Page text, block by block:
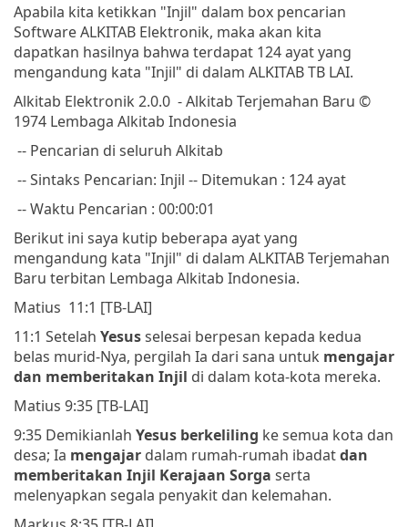
Apabila kita ketikkan "Injil" dalam box pencarian
Software ALKITAB Elektronik, maka akan kita
dapatkan hasilnya bahwa terdapat 124 ayat yang
mengandung kata "Injil" di dalam ALKITAB TB LAI.
Alkitab Elektronik 2.0.0 - Alkitab Terjemahan Baru ©
1974 Lembaga Alkitab Indonesia
-- Pencarian di seluruh Alkitab
-- Sintaks Pencarian: Injil -- Ditemukan : 124 ayat
-- Waktu Pencarian : 00:00:01
Berikut ini saya kutip beberapa ayat yang
mengandung kata "Injil" di dalam ALKITAB Terjemahan
Baru terbitan Lembaga Alkitab Indonesia.
Matius 11:1 [TB-LAI]
11:1 Setelah Yesusselesai berpesan kepada kedua
belas murid-Nya, pergilah Ia dari sana untuk mengajar
dan memberitakan Injil di dalam kota-kota mereka.
Matius 9:35 [TB-LAI]
9:35 Demikianlah Yesus berkeliling ke semua kota dan
desa; Ia mengajar dalam rumah-rumah ibadatdan
memberitakan Injil Kerajaan Sorga serta
melenyapkan segala penyakit dan kelemahan.